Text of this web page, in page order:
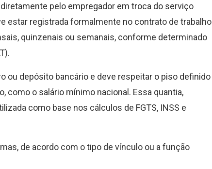
pelo empregador em troca do serviço
estar registrada formalmente no contrato de trabalho
quinzenais ou semanais, conforme determinado
ou depósito bancário e deve respeitar o piso definido
como o salário mínimo nacional. Essa quantia,
como base nos cálculos de FGTS, INSS e
de acordo com o tipo de vínculo ou a função